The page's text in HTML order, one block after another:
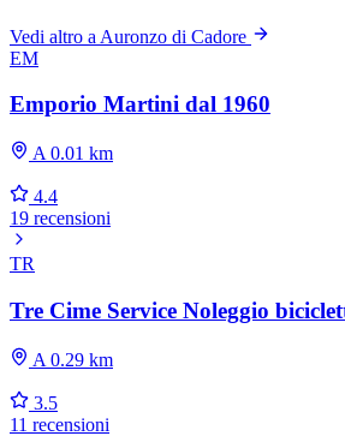
Vedi altro a Auronzo di Cadore
EM
Emporio Martini dal 1960
A 0.01 km
4.4
19 recensioni
TR
Tre Cime Service Noleggio
A 0.29 km
3.5
11 recensioni